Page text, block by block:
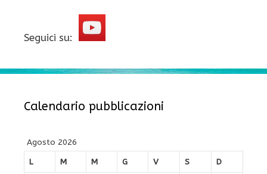
Seguici su:
Calendario pubblicazioni
Agosto 2026
L
M M G V S D